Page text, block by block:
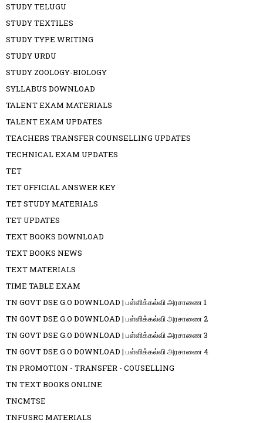
STUDY TELUGU
STUDY TEXTILES
STUDY TYPE WRITING
STUDY URDU
STUDY ZOOLOGY-BIOLOGY
SYLLABUS DOWNLOAD
TALENT EXAM MATERIALS
TALENT EXAM UPDATES
TEACHERS TRANSFER COUNSELLING UPDATES
TECHNICAL EXAM UPDATES
TET
TET OFFICIAL ANSWER KEY
TET STUDY MATERIALS
TET UPDATES
TEXT BOOKS DOWNLOAD
TEXT BOOKS NEWS
TEXT MATERIALS
TIME TABLE EXAM
TN GOVT DSE G.O DOWNLOAD | பள்ளிக்கல்வி அரசாணை 1
TN GOVT DSE G.O DOWNLOAD | பள்ளிக்கல்வி அரசாணை 2
TN GOVT DSE G.O DOWNLOAD | பள்ளிக்கல்வி அரசாணை 3
TN GOVT DSE G.O DOWNLOAD | பள்ளிக்கல்வி அரசாணை 4
TN PROMOTION - TRANSFER - COUSELLING
TN TEXT BOOKS ONLINE
TNCMTSE
TNFUSRC MATERIALS